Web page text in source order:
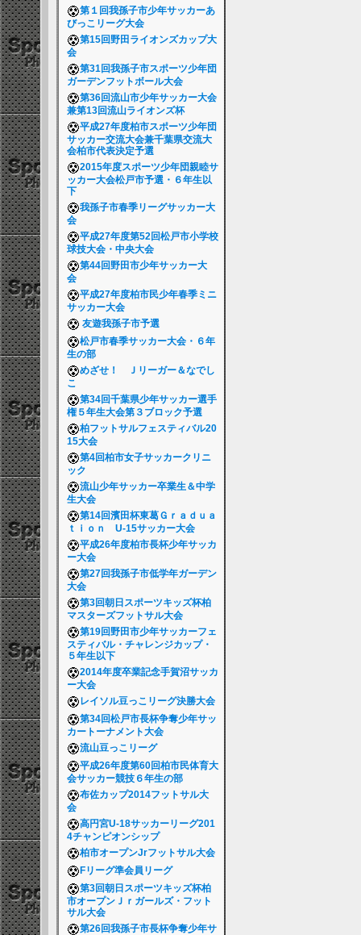
第１回我孫子市少年サッカーあ
びっこリーグ大会
第15回野田ライオンズカップ大
会
第31回我孫子市スポーツ少年団
ガーデンフットボール大会
第36回流山市少年サッカー大会
兼第13回流山ライオンズ杯
平成27年度柏市スポーツ少年団
サッカー交流大会兼千葉県交流大
会柏市代表決定予選
2015年度スポーツ少年団親睦サ
ッカー大会松戸市予選・６年生以
下
我孫子市春季リーグサッカー大
会
平成27年度第52回松戸市小学校
球技大会・中央大会
第44回野田市少年サッカー大
会
平成27年度柏市民少年春季ミニ
サッカー大会
友遊我孫子市予選
松戸市春季サッカー大会・６年
生の部
めざせ！ Ｊリーガー＆なでし
こ
第34回千葉県少年サッカー選手
権５年生大会第３ブロック予選
柏フットサルフェスティバル20
15大会
第4回柏市女子サッカークリニ
ック
流山少年サッカー卒業生＆中学
生大会
第14回濱田杯東葛Ｇｒａｄｕａ
ｔｉｏｎ U-15サッカー大会
平成26年度柏市長杯少年サッカ
ー大会
第27回我孫子市低学年ガーデン
大会
第3回朝日スポーツキッズ杯柏
マスターズフットサル大会
第19回野田市少年サッカーフェ
スティバル・チャレンジカップ・
５年生以下
2014年度卒業記念手賀沼サッカ
ー大会
レイソル豆っこリーグ決勝大会
第34回松戸市長杯争奪少年サッ
カートーナメント大会
流山豆っこリーグ
平成26年度第60回柏市民体育大
会サッカー競技６年生の部
布佐カップ2014フットサル大
会
高円宮U-18サッカーリーグ201
4チャンピオンシップ
柏市オープンJrフットサル大会
Fリーグ準会員リーグ
第3回朝日スポーツキッズ杯柏
市オープンＪｒガールズ・フット
サル大会
第26回我孫子市長杯争奪少年サ